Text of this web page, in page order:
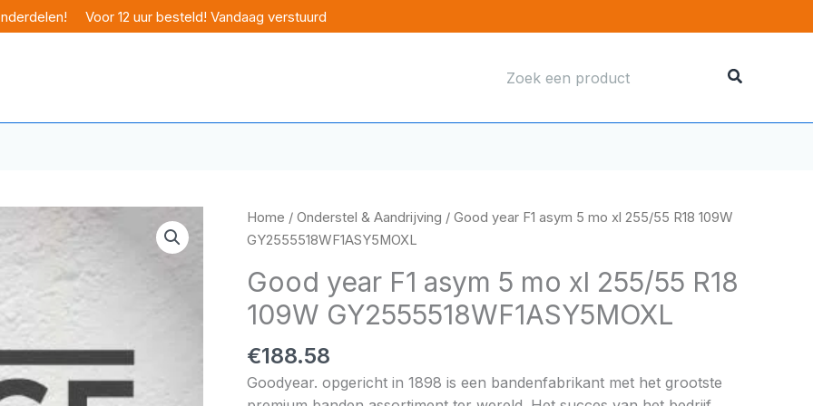
Voor 12 uur besteld! Vandaag verstuurd
naar:
Home / Onderstel & Aandrijving / Good year F1 asym 5 mo xl 255/55 R18 109W
GY2555518WF1ASY5MOXL
Good year F1 asym 5 mo xl 255/55 R18
109W GY2555518WF1ASY5MOXL
€188.58
Goodyear. opgericht in 1898 is een bandenfabrikant met het grootste